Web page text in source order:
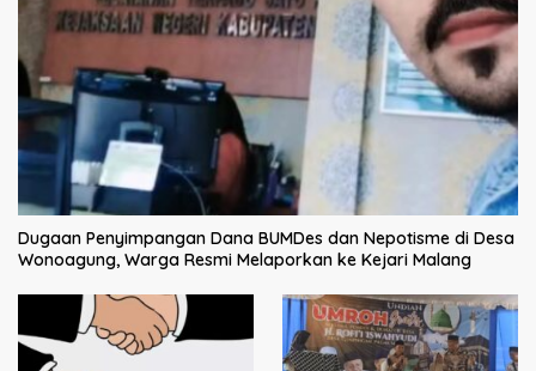
Dugaan Penyimpangan Dana BUMDes dan Nepotisme di Desa
Wonoagung, Warga Resmi Melaporkan ke Kejari Malang